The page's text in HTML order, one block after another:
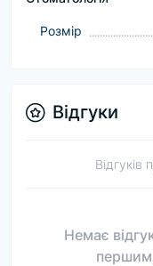
Розмір
Відгуки
Немає
першим,